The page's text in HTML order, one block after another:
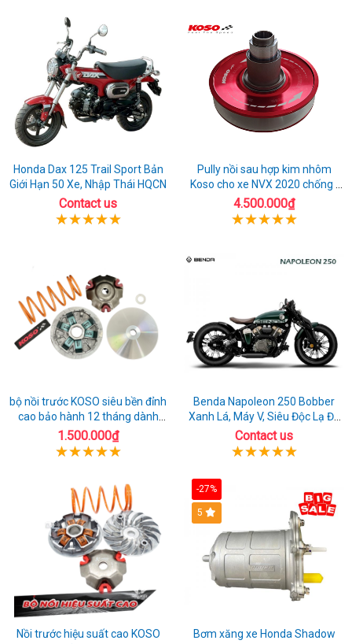
Honda Dax 125 Trail Sport Bản
Giới Hạn 50 Xe, Nhập Thái HQCN
Contact us
Pully nồi sau hợp kim nhôm
Koso cho xe NVX 2020 chống ì
nhẹ máy
4.500.000₫
bộ nồi trước KOSO siêu bền đỉnh
cao bảo hành 12 tháng dành
cho xe Air Blade 160
1.500.000₫
Benda Napoleon 250 Bobber
Xanh Lá, Máy V, Siêu Độc Lạ Đã
Có Sẵn Xe
Contact us
Nồi trước hiệu suất cao KOSO
-27%
5
Bơm xăng xe Honda Shadow